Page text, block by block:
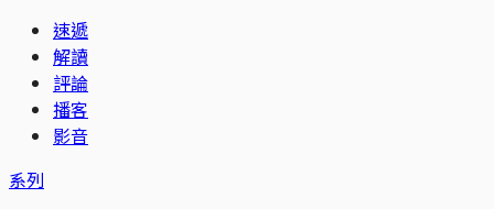
速遞
解讀
評論
播客
影音
系列